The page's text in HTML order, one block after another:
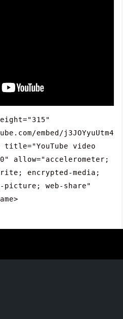
embed/j3JOYyuUtm4
title="YouTube video
allow="accelerometer;
encrypted-media;
web-share"